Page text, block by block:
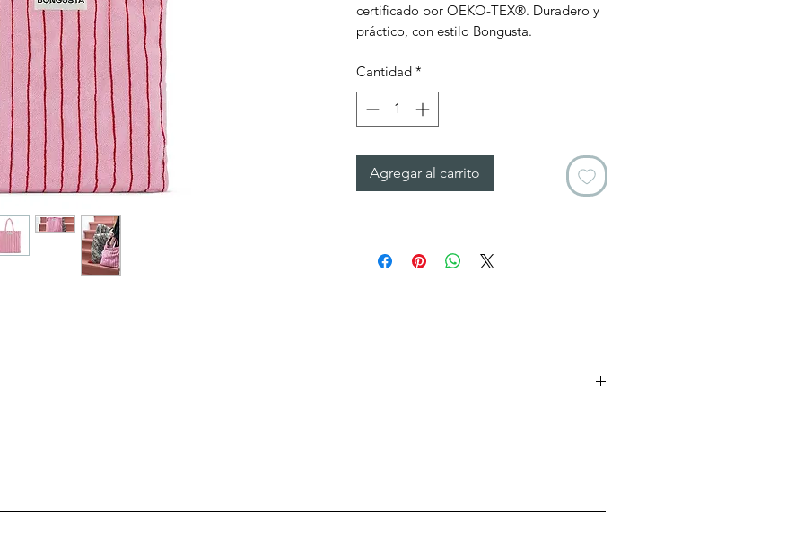
certificado por OEKO-TEX®. Duradero y
práctico, con estilo Bongusta.
Cantidad *
Agregar al carrito
todo el año y para todas sus tareas diarias.